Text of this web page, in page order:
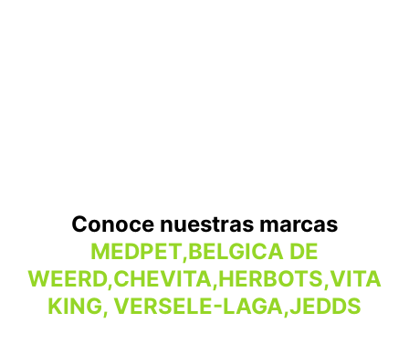
Conoce nuestras marcas
MEDPET,BELGICA DE
WEERD,CHEVITA,HERBOTS,VITA
KING, VERSELE-LAGA,JEDDS